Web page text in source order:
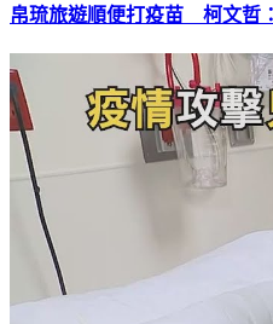
帛琉旅遊順便打疫苗 柯文哲